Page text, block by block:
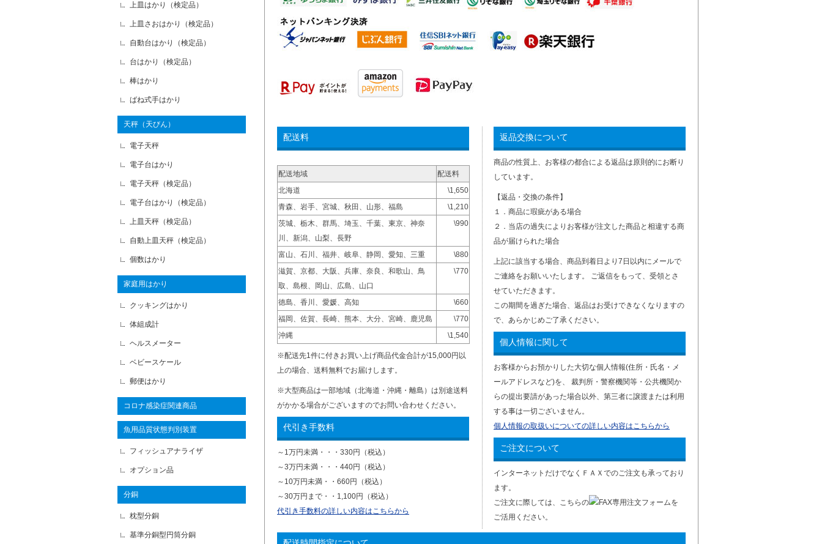
配送料
配送地域
配送料
北海道
\1,650
青森、岩手、宮城、秋田、山形、福島
\1,210
茨城、栃木、群馬、埼玉、千葉、東京、神奈
川、新潟、山梨、長野
\990
富山、石川、福井、岐阜、静岡、愛知、三重
\880
滋賀、京都、大阪、兵庫、奈良、和歌山、鳥
取、島根、岡山、広島、山口
\770
徳島、香川、愛媛、高知
\660
福岡、佐賀、長崎、熊本、大分、宮崎、鹿児島
\770
沖縄
\1,540
※配送先1件に付きお買い上げ商品代金合計が15,000円以
上の場合、送料無料でお届けします。
※大型商品は一部地域（北海道・沖縄・離島）は別途送料
がかかる場合がございますのでお問い合わせください。
代引き手数料
～1万円未満・・・330円（税込）
～3万円未満・・・440円（税込）
～10万円未満・・660円（税込）
～30万円まで・・1,100円（税込）
代引き手数料の詳しい内容はこちらから
返品交換について
商品の性質上、お客様の都合による返品は原則的にお断り
しています。
【返品・交換の条件】
１．商品に瑕疵がある場合
２．当店の過失によりお客様が注文した商品と相違する商
品が届けられた場合
上記に該当する場合、商品到着日より7日以内にメールで
ご連絡をお願いいたします。 ご返信をもって、受領とさ
せていただきます。
この期間を過ぎた場合、返品はお受けできなくなりますの
で、あらかじめご了承ください。
個人情報に関して
お客様からお預かりした大切な個人情報(住所・氏名・メ
ールアドレスなど)を、 裁判所・警察機関等・公共機関か
らの提出要請があった場合以外、第三者に譲渡または利用
する事は一切ございません。
個人情報の取扱いについての詳しい内容はこちらから
ご注文について
インターネットだけでなくＦＡＸでのご注文も承っており
ます。
ご注文に際しては、こちらの
FAX専用注文フォームを
ご活用ください。
上皿はかり（検定品）
上皿さおはかり（検定品）
自動台はかり（検定品）
台はかり（検定品）
棒はかり
ばね式手はかり
天秤（天びん）
電子天秤
電子台はかり
電子天秤（検定品）
電子台はかり（検定品）
上皿天秤（検定品）
自動上皿天秤（検定品）
個数はかり
家庭用はかり
クッキングはかり
体組成計
ヘルスメーター
ベビースケール
郵便はかり
コロナ感染症関連商品
魚用品質状態判別装置
フィッシュアナライザ
オプション品
分銅
枕型分銅
基準分銅型円筒分銅